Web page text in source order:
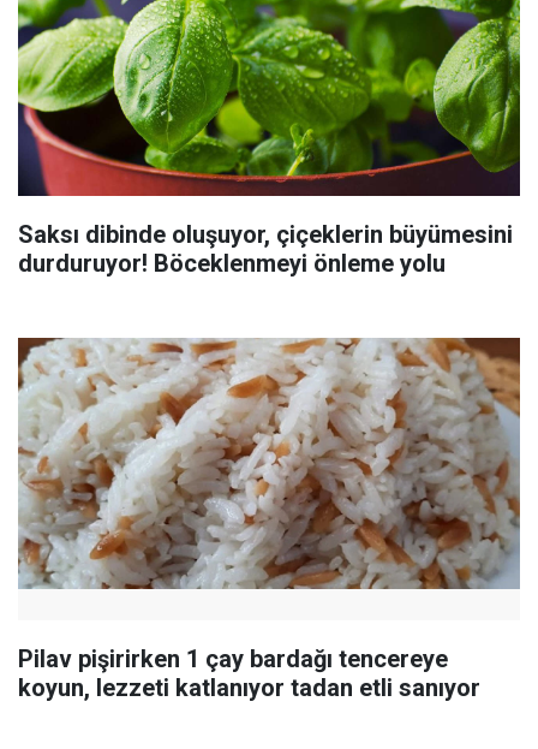
Saksı dibinde oluşuyor, çiçeklerin büyümesini
durduruyor! Böceklenmeyi önleme yolu
Pilav pişirirken 1 çay bardağı tencereye
koyun, lezzeti katlanıyor tadan etli sanıyor